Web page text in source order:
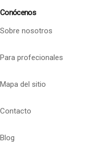
Conócenos
Sobre nosotros
Para profecionales
Mapa del sitio
Contacto
Blog